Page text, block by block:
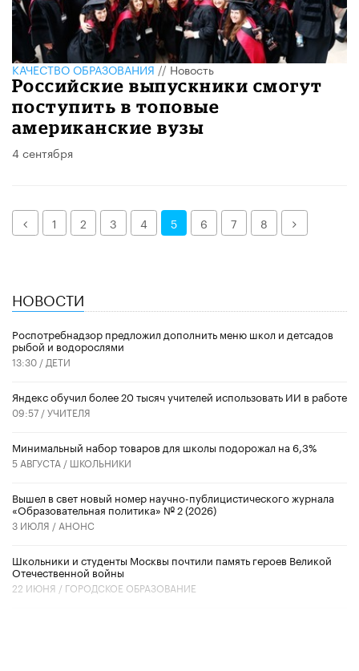
КАЧЕСТВО ОБРАЗОВАНИЯ//Новость
Российские выпускники смогут
поступить в топовые
американские вузы
4 сентября
Назад1 2 3 4 5 6 7 8 Далее
НОВОСТИ
Роспотребнадзор предложил дополнить меню школ и детсадов
рыбой и водорослями
13:30 / ДЕТИ
​Яндекс обучил более 20 тысяч учителей использовать ИИ в работе
09:57 /УЧИТЕЛЯ
Минимальный набор товаров для школы подорожал на 6,3%
5 АВГУСТА / ШКОЛЬНИКИ
Вышел в свет новый номер научно-публицистического журнала
«Образовательная политика» № 2 (2026)
3 ИЮЛЯ / АНОНС
Школьники и студенты Москвы почтили память героев Великой
Отечественной войны
22 ИЮНЯ / ГОРОДСКОЕ ОБРАЗОВАНИЕ